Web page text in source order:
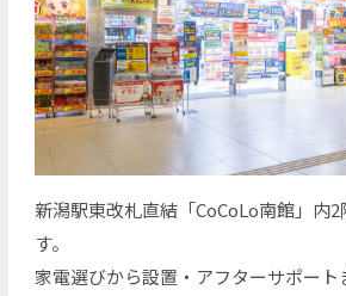
新潟駅東改札直結「CoCoLo南館」内
す。
家電選びから設置・アフターサポー